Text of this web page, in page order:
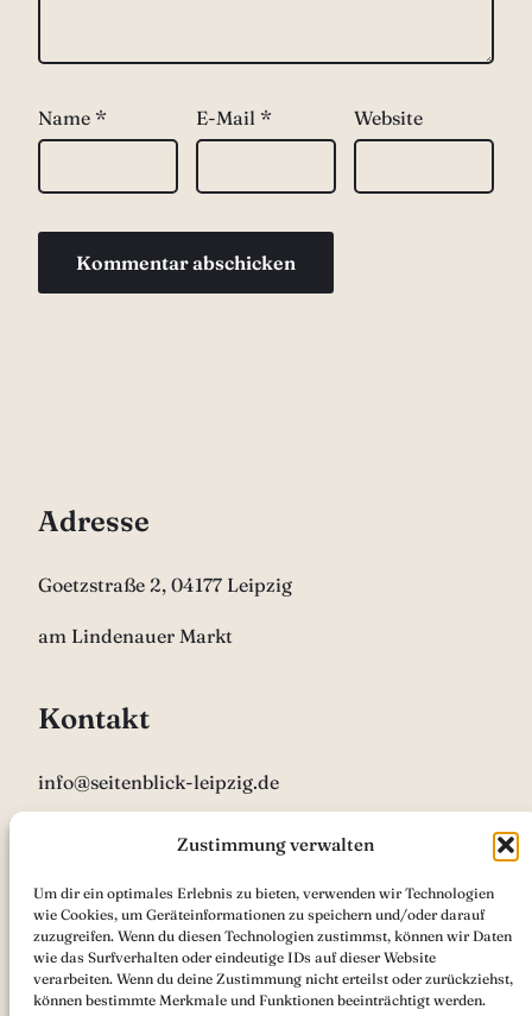
Zustimmung verwalten
Um dir ein optimales Erlebnis zu bieten, verwenden wir Technologien
wie Cookies, um Geräteinformationen zu speichern und/oder darauf
zuzugreifen. Wenn du diesen Technologien zustimmst, können wir Daten
wie das Surfverhalten oder eindeutige IDs auf dieser Website
verarbeiten. Wenn du deine Zustimmung nicht erteilst oder zurückziehst,
können bestimmte Merkmale und Funktionen beeinträchtigt werden.
Name * E-Mail * Website
Adresse
Goetzstraße 2, 04177 Leipzig
am Lindenauer Markt
Kontakt
info@seitenblick-leipzig.de
Öffnungszeiten
Mo 12:00 – 18:00